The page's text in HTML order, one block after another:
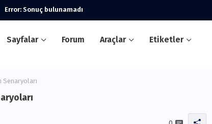
Error:Sonuç bulunamadı
Sayfalar Forum Araçlar Etiketler
Senaryoları